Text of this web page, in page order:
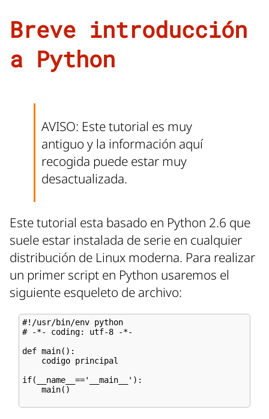
Breve introducción
a Python
AVISO: Este tutorial es muy
antiguo y la información aquí
recogida puede estar muy
desactualizada.
Este tutorial esta basado en Python 2.6 que
suele estar instalada de serie en cualquier
distribución de Linux moderna. Para realizar
un primer script en Python usaremos el
siguiente esqueleto de archivo:
#!/usr/bin/env python
# -*- coding: utf-8 -*-
def main():
if(__name__=='__main__'):